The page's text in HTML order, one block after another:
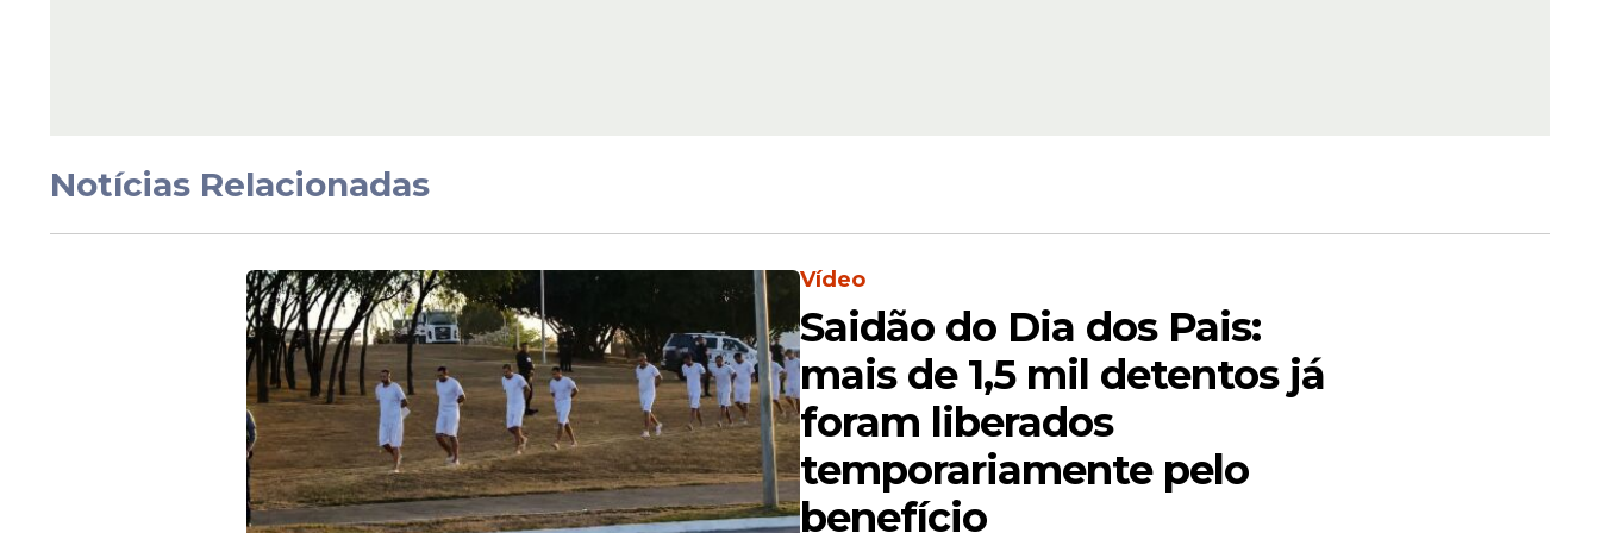
Na última sexta-feira, após deixar o hospital, o médico cardiologista Brasil Caiado afirmou que essa
foi a "maior que Bolsonaro já teve".
Notícias Relacionadas
Vídeo
Saidão do Dia dos Pais:
mais de 1,5 mil detentos já
foram liberados
temporariamente pelo
benefício